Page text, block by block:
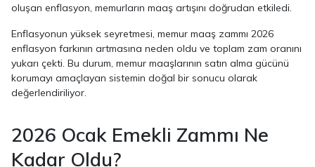
oluşan enflasyon, memurların maaş artışını doğrudan etkiledi.
Enflasyonun yüksek seyretmesi, memur maaş zammı 2026
enflasyon farkının artmasına neden oldu ve toplam zam oranını
yukarı çekti. Bu durum, memur maaşlarının satın alma gücünü
korumayı amaçlayan sistemin doğal bir sonucu olarak
değerlendiriliyor.
2026 Ocak Emekli Zammı Ne
Kadar Oldu?